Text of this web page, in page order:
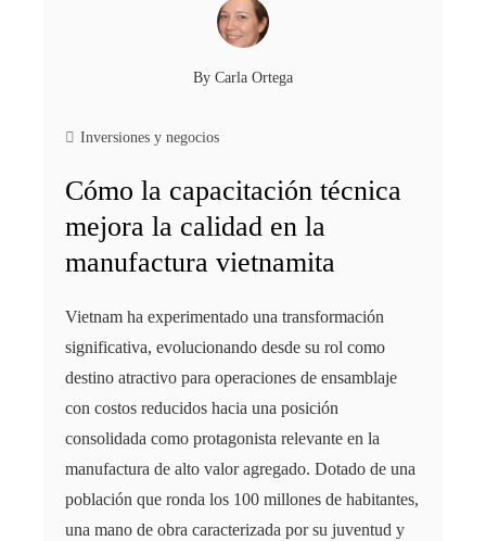
By Carla Ortega
Inversiones y negocios
Cómo la capacitación técnica
mejora la calidad en la
manufactura vietnamita
Vietnam ha experimentado una transformación
significativa, evolucionando desde su rol como
destino atractivo para operaciones de ensamblaje
con costos reducidos hacia una posición
consolidada como protagonista relevante en la
manufactura de alto valor agregado. Dotado de una
población que ronda los 100 millones de habitantes,
una mano de obra caracterizada por su juventud y